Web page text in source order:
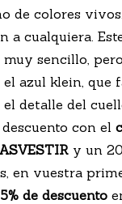
de colores
a cualquiera.
sencillo,
azul klein, que
detalle del
descuento con el
y un
en vuestra
de descuento